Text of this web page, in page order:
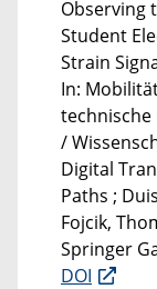
Observing
Student
Strain
In:
/
Digital
Paths ;
Fojcik,
Springer
DOI